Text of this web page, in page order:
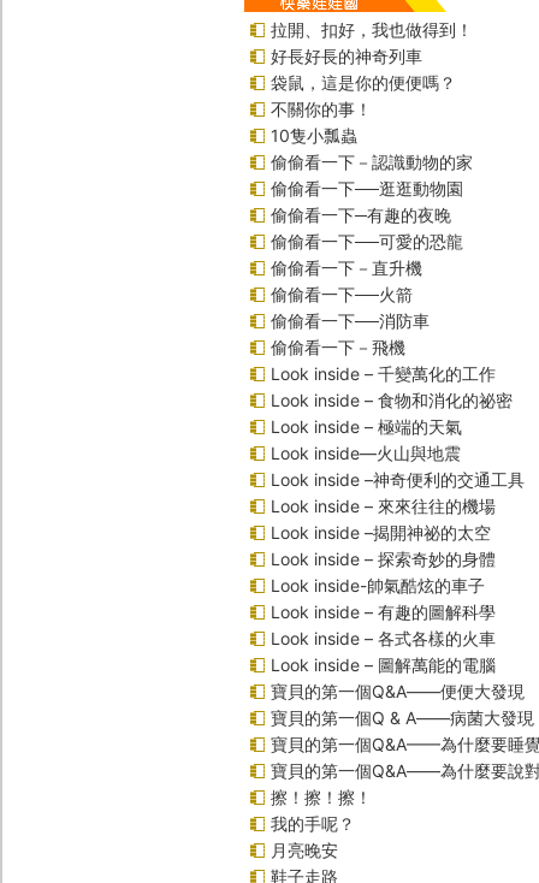
拉開、扣好，我也做得到！
好長好長的神奇列車
袋鼠，這是你的便便嗎？
不關你的事！
10隻小瓢蟲
偷偷看一下－認識動物的家
偷偷看一下──逛逛動物園
偷偷看一下─有趣的夜晚
偷偷看一下──可愛的恐龍
偷偷看一下－直升機
偷偷看一下──火箭
偷偷看一下──消防車
偷偷看一下－飛機
Look inside – 千變萬化的工作
Look inside – 食物和消化的祕密
Look inside – 極端的天氣
Look inside—火山與地震
Look inside –神奇便利的交通工具
Look inside – 來來往往的機場
Look inside –揭開神祕的太空
Look inside – 探索奇妙的身體
Look inside-帥氣酷炫的車子
Look inside – 有趣的圖解科學
Look inside – 各式各樣的火車
Look inside – 圖解萬能的電腦
寶貝的第一個Q&A――便便大發現
寶貝的第一個Q & A――病菌大發現
寶貝的第一個Q&A——為什麼要睡
寶貝的第一個Q&A――為什麼要說
擦！擦！擦！
我的手呢？
月亮晚安
鞋子走路